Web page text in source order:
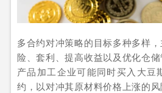
多合约对冲策略的目标多种多样
险、套利、提高收益以及优化仓
产品加工企业可能同时买入大豆
约，以对冲其原材料价格上涨的